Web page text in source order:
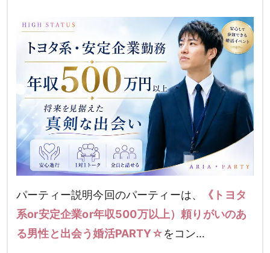
パーティー説明今回のパーティーは、
《トヨタ
系or安定企業or年収500万以上）頼りがいのあ
る男性と出会う婚活PARTY☆をコン…